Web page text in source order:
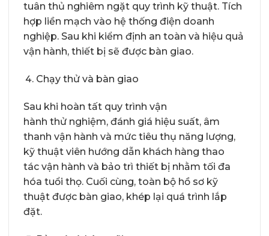
tuân thủ nghiêm ngặt quy trình kỹ thuật. Tích
hợp liền mạch vào hệ thống điện doanh
nghiệp. Sau khi kiểm định an toàn và hiệu quả
vận hành, thiết bị sẽ được bàn giao.
Chạy thử và bàn giao
Sau khi hoàn tất quy trình vận
hành thử nghiệm, đánh giá hiệu suất, âm
thanh vận hành và mức tiêu thụ năng lượng,
kỹ thuật viên hướng dẫn khách hàng thao
tác vận hành và bảo trì thiết bị nhằm tối đa
hóa tuổi thọ. Cuối cùng, toàn bộ hồ sơ kỹ
thuật được bàn giao, khép lại quá trình lắp
đặt.